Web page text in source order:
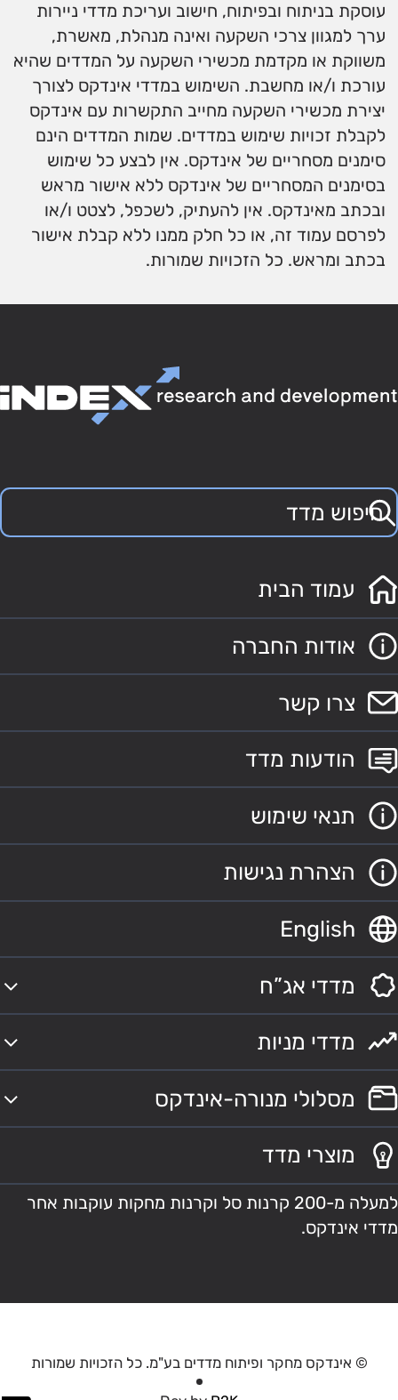
עוסקת בניתוח ובפיתוח, חישוב ועריכת מדדי ניירות
ערך למגוון צרכי השקעה ואינה מנהלת, מאשרת,
משווקת או מקדמת מכשירי השקעה על המדדים שהיא
עורכת ו/או מחשבת. השימוש במדדי אינדקס לצורך
יצירת מכשירי השקעה מחייב התקשרות עם אינדקס
לקבלת זכויות שימוש במדדים. שמות המדדים הינם
סימנים מסחריים של אינדקס. אין לבצע כל שימוש
בסימנים המסחריים של אינדקס ללא אישור מראש
ובכתב מאינדקס. אין להעתיק, לשכפל, לצטט ו/או
לפרסם עמוד זה, או כל חלק ממנו ללא קבלת אישור
בכתב ומראש. כל הזכויות שמורות.
עמוד הבית
אודות החברה
צרו קשר
הודעות מדד
תנאי שימוש
הצהרת נגישות
English
מדדי אג”ח
מדדי מניות
מסלולי מנורה-אינדקס
מוצרי מדד
למעלה מ-200 קרנות סל וקרנות מחקות עוקבות אחר
מדדי אינדקס.
© אינדקס מחקר ופיתוח מדדים בע"מ. כל הזכויות שמורות